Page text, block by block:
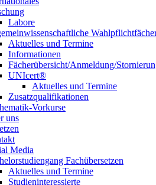
Labore
Aktuelles und Termine
Informationen
Fächerübersicht/Anmeldung/
UNIcert®
Aktuelles und Termine
Zusatzqualifikationen
Vorkurse
uns
Media
Fachübersetzen
Aktuelles und Termine
Studieninteressierte